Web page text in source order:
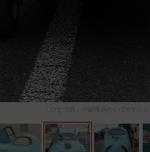
「ひとつ目」が妖怪みたいでかわい